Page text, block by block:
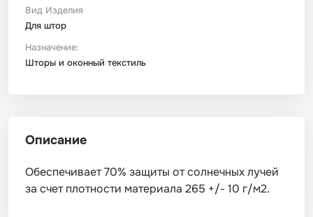
Вид Изделия
Для штор
Назначение:
Шторы и оконный текстиль
Описание
Обеспечивает 70% защиты от солнечных лучей
за счет плотности материала 265 +/- 10 г/м2.